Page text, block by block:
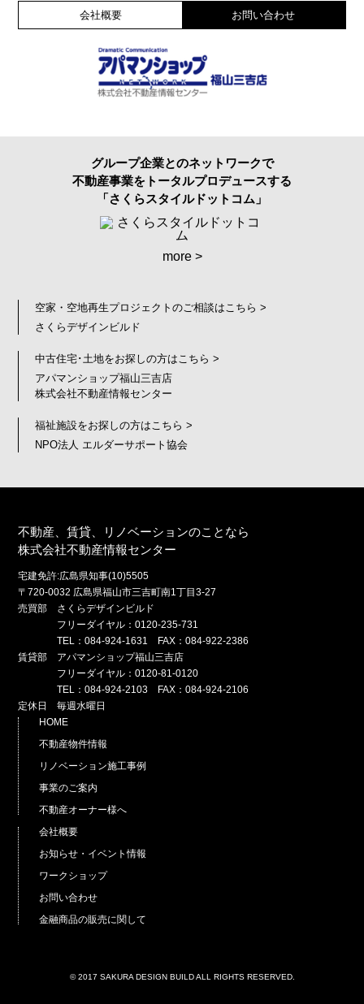
会社概要 お問い合わせ
グループ企業とのネットワークで
不動産事業をトータルプロデュースする
「さくらスタイルドットコム」
more >
空家・空地再生プロジェクトのご相談はこちら >
さくらデザインビルド
中古住宅･土地をお探しの方はこちら >
アパマンショップ福山三吉店
株式会社不動産情報センター
福祉施設をお探しの方はこちら >
NPO法人 エルダーサポート協会
不動産、賃貸、リノベーションのことなら
株式会社不動産情報センター
宅建免許:広島県知事(10)5505
〒720-0032 広島県福山市三吉町南1丁目3-27
売買部 さくらデザインビルド
フリーダイヤル：0120-235-731
TEL：084-924-1631 FAX：084-922-2386
賃貸部 アパマンショップ福山三吉店
フリーダイヤル：0120-81-0120
TEL：084-924-2103 FAX：084-924-2106
定休日 毎週水曜日
HOME
不動産物件情報
リノベーション施工事例
事業のご案内
不動産オーナー様へ
会社概要
お知らせ・イベント情報
ワークショップ
お問い合わせ
金融商品の販売に関して
© 2017 SAKURA DESIGN BUILD ALL RIGHTS RESERVED.